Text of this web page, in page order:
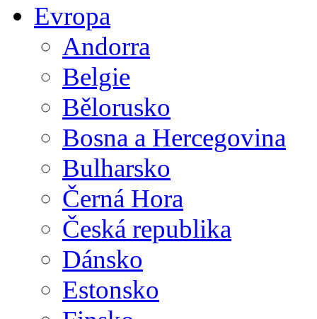
Evropa
Andorra
Belgie
Bělorusko
Bosna a Hercegovina
Bulharsko
Černá Hora
Česká republika
Dánsko
Estonsko